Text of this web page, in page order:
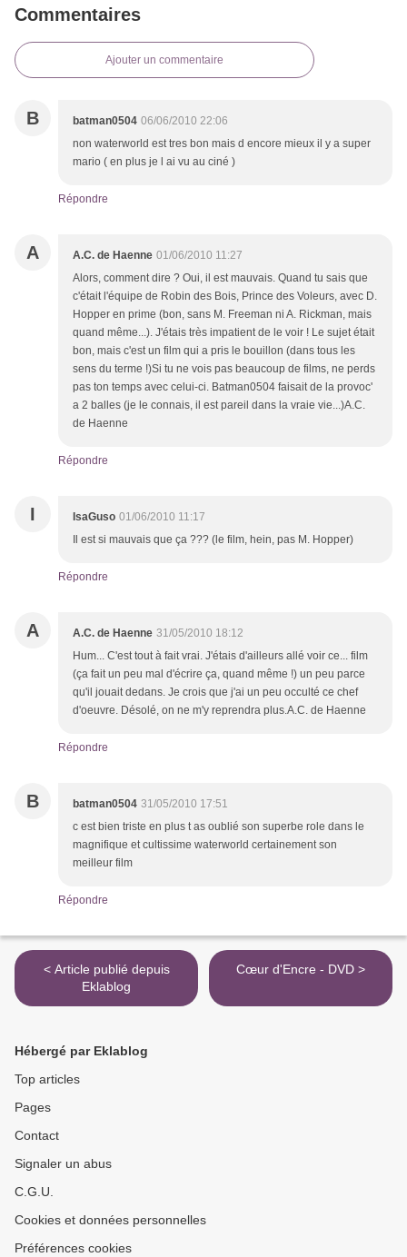
Commentaires
Ajouter un commentaire
B batman0504 06/06/2010 22:06
non waterworld est tres bon mais d encore mieux il y a super
mario ( en plus je l ai vu au ciné )
Répondre
A A.C. de Haenne 01/06/2010 11:27
Alors, comment dire ? Oui, il est mauvais. Quand tu sais que
c'était l'équipe de Robin des Bois, Prince des Voleurs, avec D.
Hopper en prime (bon, sans M. Freeman ni A. Rickman, mais
quand même...). J'étais très impatient de le voir ! Le sujet était
bon, mais c'est un film qui a pris le bouillon (dans tous les
sens du terme !)Si tu ne vois pas beaucoup de films, ne perds
pas ton temps avec celui-ci. Batman0504 faisait de la provoc'
a 2 balles (je le connais, il est pareil dans la vraie vie...)A.C.
de Haenne
Répondre
I IsaGuso 01/06/2010 11:17
Il est si mauvais que ça ??? (le film, hein, pas M. Hopper)
Répondre
A A.C. de Haenne 31/05/2010 18:12
Hum... C'est tout à fait vrai. J'étais d'ailleurs allé voir ce... film
(ça fait un peu mal d'écrire ça, quand même !) un peu parce
qu'il jouait dedans. Je crois que j'ai un peu occulté ce chef
d'oeuvre. Désolé, on ne m'y reprendra plus.A.C. de Haenne
Répondre
B batman0504 31/05/2010 17:51
c est bien triste en plus t as oublié son superbe role dans le
magnifique et cultissime waterworld certainement son
meilleur film
Répondre
< Article publié depuis
Eklablog
Cœur d'Encre - DVD >
Hébergé par Eklablog
Top articles
Pages
Contact
Signaler un abus
C.G.U.
Cookies et données personnelles
Préférences cookies